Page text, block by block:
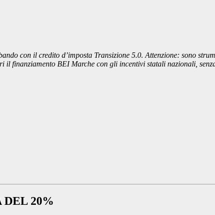
con il credito d’imposta Transizione 5.0. Attenzione: sono
finanziamento BEI Marche con gli incentivi statali nazionali,
DEL 20%